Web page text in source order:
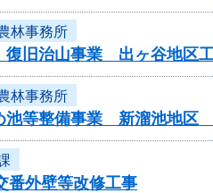
林事務所
復旧治山事業 出ヶ谷地区
林事務所
池等整備事業 新溜池地
番外壁等改修工事